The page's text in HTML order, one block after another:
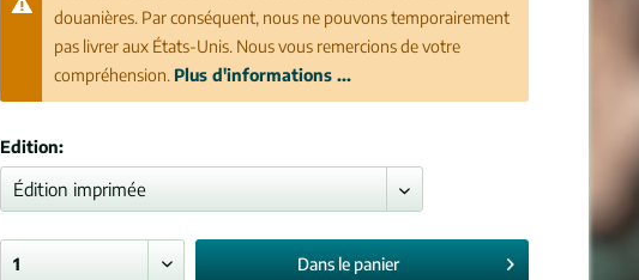
douanières. Par conséquent, nous ne pouvons temporairement
pas livrer aux États-Unis. Nous vous remercions de votre
compréhension. Plus d'informations ...
Edition:
Dans le panier